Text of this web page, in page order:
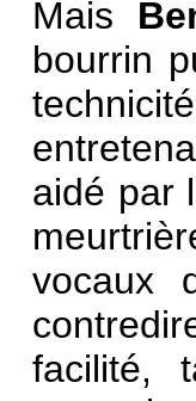
Mais
bourrin
aidé par
vocaux
facilité,